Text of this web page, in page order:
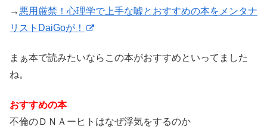
→ 悪用厳禁！心理学で上手な嘘とおすすめの本をメンタナ
リストDaiGoが！
まぁ本で読みたいならこの本がおすすめといってました
ね。
おすすめの本
不倫のＤＮＡーヒトはなぜ浮気をするのか